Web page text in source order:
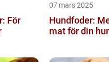
För
07 mars 2025
Hundfoder:
mat för din